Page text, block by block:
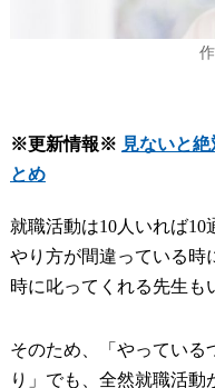
※更新情報※ 見ないと
とめ
就職活動は10人いれば10
やり方が間違っている時
時に叱ってくれる先生も
そのため、「やっている
り」でも、全然就職活動